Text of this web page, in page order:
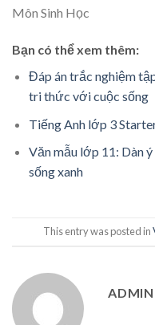
Môn Sinh Học
Bạn có thể xem thêm:
Đáp án trắc nghiệm
tri thức với cuộc sống
Tiếng Anh lớp 3
Văn mẫu lớp 11: Dàn
sống xanh
This entry was posted in